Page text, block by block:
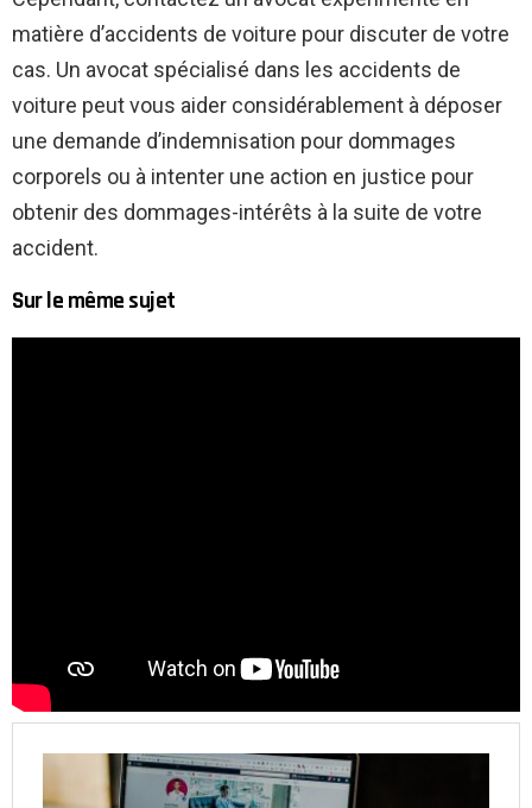
matière d’accidents de voiture pour discuter de votre
cas. Un avocat spécialisé dans les accidents de
voiture peut vous aider considérablement à déposer
une demande d’indemnisation pour dommages
corporels ou à intenter une action en justice pour
obtenir des dommages-intérêts à la suite de votre
accident.
Sur le même sujet